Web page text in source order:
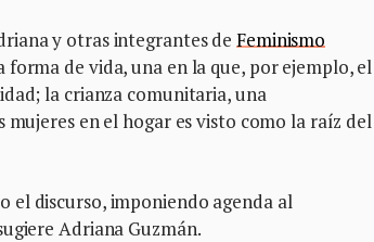
y otras integrantes deFeminismo
de vida, una en la que, por ejemplo, el
la crianza comunitaria, una
en el hogar es visto como la raíz del
el discurso, imponiendo agenda al
Adriana Guzmán.